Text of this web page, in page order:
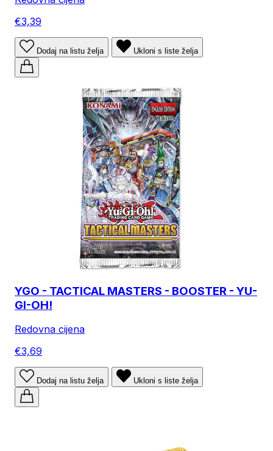
€3,39
Dodaj na listu želja Ukloni s liste želja
YGO - TACTICAL MASTERS - BOOSTER - YU-
GI-OH!
Redovna cijena
€3,69
Dodaj na listu želja Ukloni s liste želja